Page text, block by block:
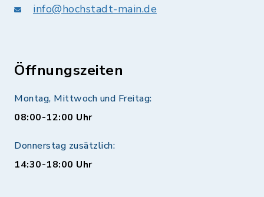
info@hochstadt-main.de
Öffnungszeiten
Montag, Mittwoch und Freitag:
08:00-12:00 Uhr
Donnerstag zusätzlich:
14:30-18:00 Uhr